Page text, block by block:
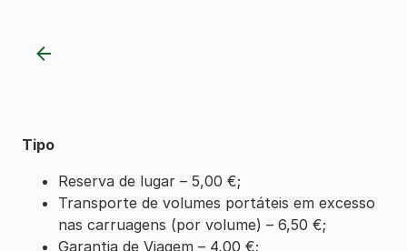
Tipo
Reserva de lugar – 5,00 €;
Transporte de volumes portáteis em excesso
nas carruagens (por volume) – 6,50 €;
Garantia de Viagem – 4,00 €;